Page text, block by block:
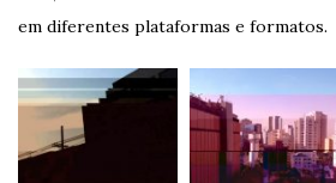
em diferentes plataformas e formatos.